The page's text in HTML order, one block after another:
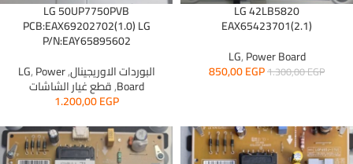
LG 42LB5820
EAX65423701(2.1)
LG,Power Board
1.300,00EGP
850,00EGP
LG 50UP7750PVB
PCB:EAX69202702(1.0) LG
P/N:EAY65895602
البوردات الاوريجينال,
LG,Power
Board
,قطع غيار الشاشات
1.200,00EGP